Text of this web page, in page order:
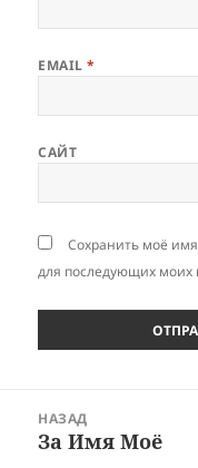
EMAIL*
САЙТ
Сохранить моё
для последующих моих
записям
НАЗАД
Предыдущая
За Имя Моё